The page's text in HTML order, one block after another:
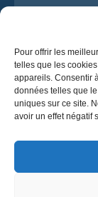
Pour offrir les
telles que les
appareils. Consentir
données telles que
uniques sur ce site.
avoir un effet négatif
J’ai lu et